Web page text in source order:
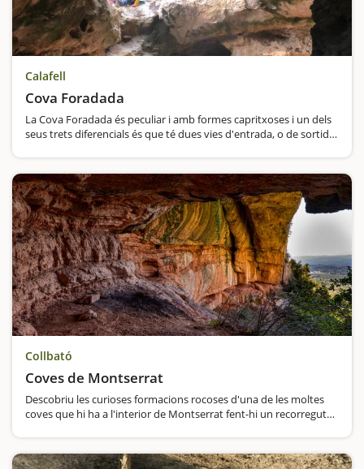
Calafell
Cova Foradada
La Cova Foradada és peculiar i amb formes capritxoses i un dels
seus trets diferencials és que té dues vies d'entrada, o de sortida,
Collbató
Coves de Montserrat
Descobriu les curioses formacions rocoses d'una de les moltes
coves que hi ha a l'interior de Montserrat fent-hi un recorregut